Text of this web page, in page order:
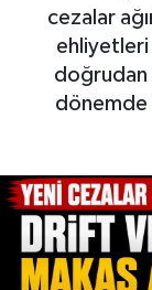
cezalar
ehliyetleri
doğrudan
dönemde